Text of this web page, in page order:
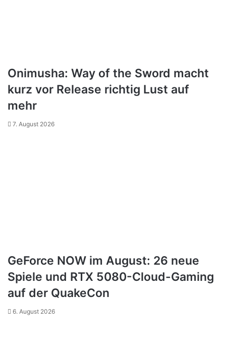
Onimusha: Way of the Sword macht
kurz vor Release richtig Lust auf
mehr
7. August 2026
GeForce NOW im August: 26 neue
Spiele und RTX 5080-Cloud-Gaming
auf der QuakeCon
6. August 2026